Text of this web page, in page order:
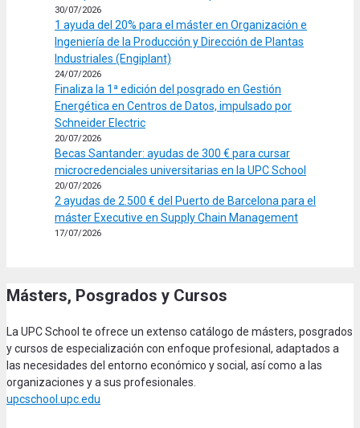
30/07/2026
1 ayuda del 20% para el máster en Organización e
Ingeniería de la Producción y Dirección de Plantas
Industriales (Engiplant)
24/07/2026
Finaliza la 1ª edición del posgrado en Gestión
Energética en Centros de Datos, impulsado por
Schneider Electric
20/07/2026
Becas Santander: ayudas de 300 € para cursar
microcredenciales universitarias en la UPC School
20/07/2026
2 ayudas de 2.500 € del Puerto de Barcelona para el
máster Executive en Supply Chain Management
17/07/2026
Másters, Posgrados y Cursos
La UPC School te ofrece un extenso catálogo de másters, posgrados
y cursos de especialización con enfoque profesional, adaptados a
las necesidades del entorno económico y social, así como a las
organizaciones y a sus profesionales.
upcschool.upc.edu